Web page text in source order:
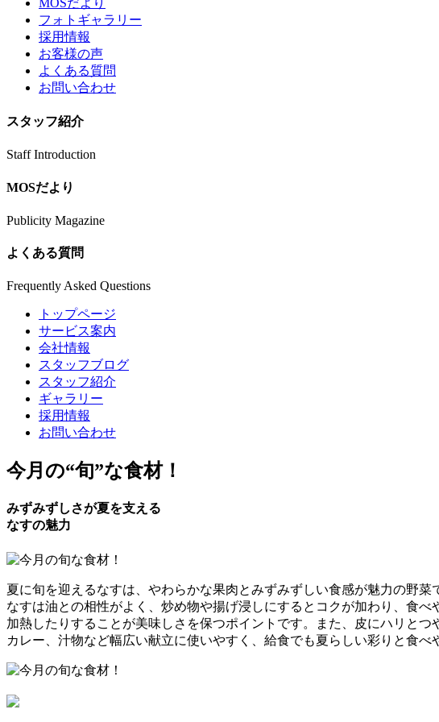
フォトギャラリー
採用情報
お客様の声
よくある質問
お問い合わせ
スタッフ紹介
Staff Introduction
MOSだより
Publicity Magazine
よくある質問
Frequently Asked Questions
トップページ
サービス案内
会社情報
スタッフブログ
スタッフ紹介
ギャラリー
採用情報
お問い合わせ
今月の“旬”な食材！
みずみずしさが夏を支える
なすの魅力
夏に旬を迎えるなすは、やわらかな果肉とみずみずしい食感が魅力の野
なすは油との相性がよく、炒め物や揚げ浸しにするとコクが加わり、食
加熱したりすることが美味しさを保つポイントです。また、皮にハリと
カレー、汁物など幅広い献立に使いやすく、給食でも夏らしい彩りと食べ